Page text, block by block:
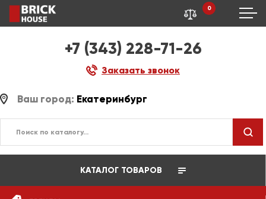
+7 (343) 228-71-26
Заказать звонок
0
Ваш город: Екатеринбург
КАТАЛОГ ТОВАРОВ